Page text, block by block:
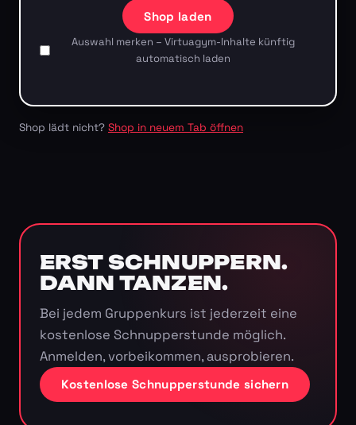
Shop laden
Auswahl merken – Virtuagym-Inhalte künftig
automatisch laden
Shop lädt nicht? Shop in neuem Tab öffnen
ERST SCHNUPPERN.
DANN TANZEN.
Bei jedem Gruppenkurs ist jederzeit eine
kostenlose Schnupperstunde möglich.
Anmelden, vorbeikommen, ausprobieren.
Kostenlose Schnupperstunde sichern